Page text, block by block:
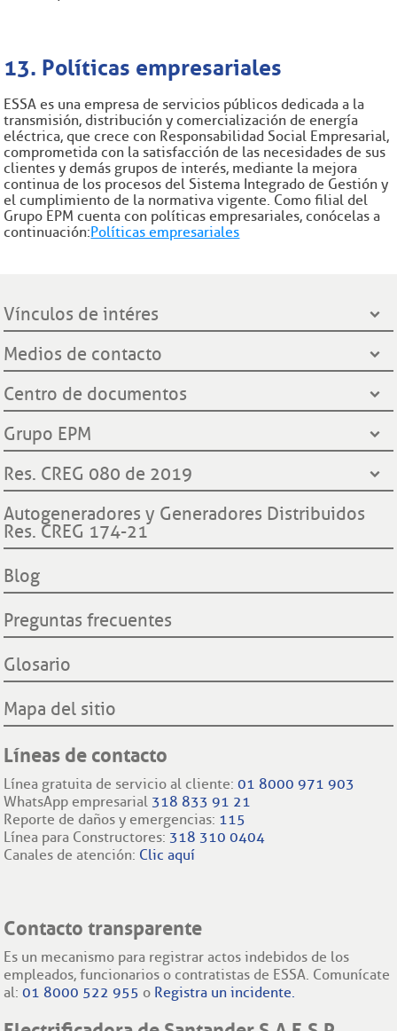
13. Políticas empresariales
ESSA es una empresa de servicios públicos dedicada a la
transmisión, distribución y comercialización de energía
eléctrica, que crece con Responsabilidad Social Empresarial,
comprometida con la satisfacción de las necesidades de sus
clientes y demás grupos de interés, mediante la mejora
continua de los procesos del Sistema Integrado de Gestión y
el cumplimiento de la normativa vigente. Como filial del
Grupo EPM cuenta con políticas empresariales, conócelas a
continuación:Políticas empresariales
Vínculos de intéres
Presidencia de la República
Ministerio de Minas y Energía
Grupo EPM
Gobernación de Santander
Contraloría General de Medellín
Contraloría General de la República
Procuraduría General de la Nación
Superintendencia de Servicios Públicos Domiciliarios SSP
Comisión Regulación de Energía y Gas CREG
Medios de contacto
Líneas de servicio al cliente
Oficinas de atención al cliente
Línea Transparente
Centro de documentos
Notificación por aviso
Ley de protección de datos
Transparencia y accesos a información pública
Derechos y deberes clientes y usuarios ESSA
Grupo EPM
¿Quiénes somos?
Hechos históricos
Proyecto hidroeléctrico Ituango
Filiales nacionales
Filiales internacionales
Res. CREG 080 de 2019
Declaración de cumplimiento reglas de comportamiento
Procedimientos cambio de comercializador y conexión a la
red.
Autogeneradores y Generadores Distribuidos
Res. CREG 174-21
Blog
Preguntas frecuentes
Glosario
Mapa del sitio
Líneas de contacto
Línea gratuita de servicio al cliente:01 8000 971 903
WhatsApp empresarial 318 833 91 21
Reporte de daños y emergencias: 115
Línea para Constructores: 318 310 0404
Canales de atención: Clic aquí
Contacto transparente
Es un mecanismo para registrar actos indebidos de los
empleados, funcionarios o contratistas de ESSA. Comunícate
al:01 8000 522 955 o Registra un incidente.